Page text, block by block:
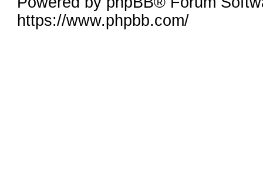
https://www.phpbb.com/